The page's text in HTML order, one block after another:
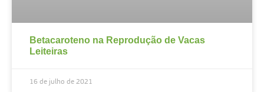
Betacaroteno na Reprodução de Vacas
Leiteiras
16 de julho de 2021